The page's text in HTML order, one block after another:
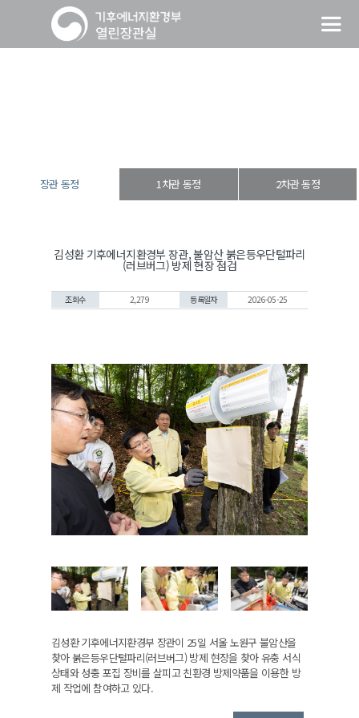
장관 동정 1차관 동정 2차관 동정
김성환 기후에너지환경부 장관, 불암산 붉은등우단털파리
(러브버그) 방제 현장 점검
조회수 2,279 등록일자 2026-05-25
김성환 기후에너지환경부 장관이 25일 서울 노원구 불암산을
찾아 붉은등우단털파리(러브버그) 방제 현장을 찾아 유충 서식
상태와 성충 포집 장비를 살피고 친환경 방제약품을 이용한 방
제 작업에 참여하고 있다.